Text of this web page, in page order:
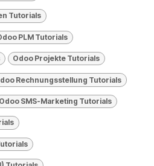
Tutorials
PLM Tutorials
Odoo Projekte Tutorials
Rechnungsstellung Tutorials
Odoo SMS-Marketing Tutorials